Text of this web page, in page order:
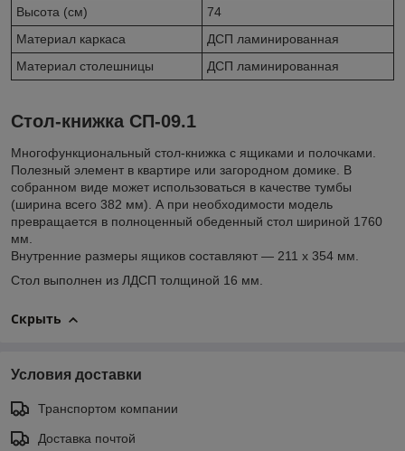
Высота (см)
74
Материал каркаса
ДСП ламинированная
Материал столешницы
ДСП ламинированная
Cтол-книжка СП-09.1
Многофункциональный стол-книжка с ящиками и полочками.
Полезный элемент в квартире или загородном домике. В
собранном виде может использоваться в качестве тумбы
(ширина всего 382 мм). А при необходимости модель
превращается в полноценный обеденный стол шириной 1760
мм.
Внутренние размеры ящиков составляют — 211 х 354 мм.
Стол выполнен из ЛДСП толщиной 16 мм.
Скрыть
Условия доставки
Транспортом компании
Доставка почтой